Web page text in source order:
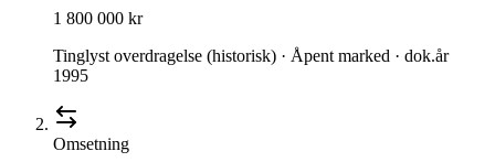
1 800 000 kr
Tinglyst overdragelse (historisk) · Åpent marked · dok.år
1995
Omsetning